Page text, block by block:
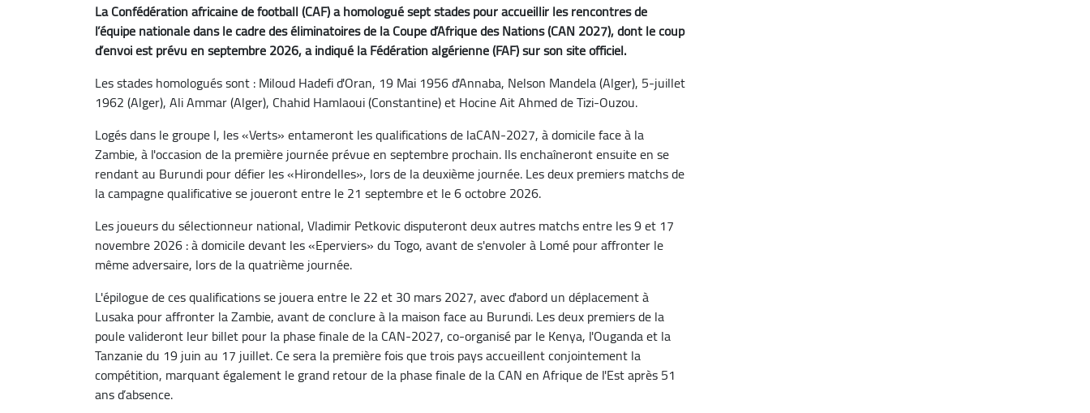
La Confédération africaine de football (CAF) a homologué sept stades pour accueillir les rencontres de
l’équipe nationale dans le cadre des éliminatoires de la Coupe d’Afrique des Nations (CAN 2027), dont le coup
d’envoi est prévu en septembre 2026, a indiqué la Fédération algérienne (FAF) sur son site officiel.
Les stades homologués sont : Miloud Hadefi d'Oran, 19 Mai 1956 d'Annaba, Nelson Mandela (Alger), 5-juillet
1962 (Alger), Ali Ammar (Alger), Chahid Hamlaoui (Constantine) et Hocine Ait Ahmed de Tizi-Ouzou.
Logés dans le groupe I, les «Verts» entameront les qualifications de laCAN-2027, à domicile face à la
Zambie, à l'occasion de la première journée prévue en septembre prochain. Ils enchaîneront ensuite en se
rendant au Burundi pour défier les «Hirondelles», lors de la deuxième journée. Les deux premiers matchs de
la campagne qualificative se joueront entre le 21 septembre et le 6 octobre 2026.
Les joueurs du sélectionneur national, Vladimir Petkovic disputeront deux autres matchs entre les 9 et 17
novembre 2026 : à domicile devant les «Eperviers» du Togo, avant de s'envoler à Lomé pour affronter le
même adversaire, lors de la quatrième journée.
L'épilogue de ces qualifications se jouera entre le 22 et 30 mars 2027, avec d'abord un déplacement à
Lusaka pour affronter la Zambie, avant de conclure à la maison face au Burundi. Les deux premiers de la
poule valideront leur billet pour la phase finale de la CAN-2027, co-organisé par le Kenya, l'Ouganda et la
Tanzanie du 19 juin au 17 juillet. Ce sera la première fois que trois pays accueillent conjointement la
compétition, marquant également le grand retour de la phase finale de la CAN en Afrique de l'Est après 51
ans d’absence.